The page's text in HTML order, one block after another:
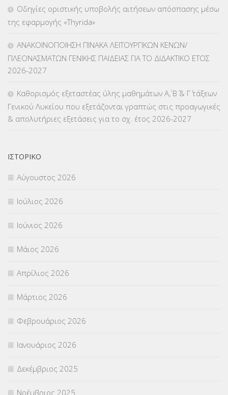
ΛΟΙΠΑ(309)
ΜΕΤΑΘΕΣΕΙΣ-ΤΟΠΟΘΕΤΗΣΕΙΣ ΒΕΛΤΙΩΣΕΙΣ(319)
ΜΕΤΑΦΟΡΑ ΜΑΘΗΤΩΝ(3)
ΟΙΚΟΝΟΜΙΚΑ ΘΕΜΑΤΑ
Π.Ε.Κ. ΗΡΑΚΛΕΙΟΥ
ΠΑΝΕΛΛΑΔΙΚΕΣ ΕΞΕΤΑΣΕΙΣ
ΠΡΟΚΗΡΥΞΕΙΣ
ΣΕΜΙΝΑΡΙΑ – ΗΜΕΡΙΔΕΣ
ΣΕΠ(50)
ΣΤΕΛΕΧΗ (360)
ΣΥΜΒΟΥΛΕΥΤΙΚΟΣ ΣΤΑΘΜΟΣ ΝΕΩΝ
ΣΥΝΤΑΞΕΙΣ(12)
ΣΧΟΛΙΚΟΙ ΣΥΜΒΟΥΛΟΙ
Οδηγίες οριστικής υποβολής αιτήσεων απόσπασης μέσω
της εφαρμογής «Thyrida»
ΑΝΑΚΟΙΝΟΠΟΙΗΣΗ ΠΙΝΑΚΑ ΛΕΙΤΟΥΡΓΙΚΩΝ ΚΕΝΩΝ/
ΠΛΕΟΝΑΣΜΑΤΩΝ ΓΕΝΙΚΗΣ ΠΑΙΔΕΙΑΣ ΓΙΑ ΤΟ ΔΙΔΑΚΤΙΚΟ ΕΤΟΣ
2026-2027
Καθορισμός εξεταστέας ύλης μαθημάτων Α΄, Β΄ & Γ΄ τάξεων
Γενικού Λυκείου που εξετάζονται γραπτώς στις προαγωγικές
& απολυτήριες εξετάσεις για το σχ. έτος 2026-2027
ΙΣΤΟΡΙΚΌ
Αύγουστος 2026
Ιούλιος 2026
Ιούνιος 2026
Μάιος 2026
Απρίλιος 2026
Μάρτιος 2026
Φεβρουάριος 2026
Ιανουάριος 2026
Δεκέμβριος 2025
Νοέμβριος 2025